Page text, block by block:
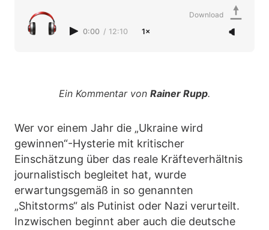
0:00 / 12:10 1×
Download
Ein Kommentar von Rainer Rupp.
Wer vor einem Jahr die „Ukraine wird
gewinnen“-Hysterie mit kritischer
Einschätzung über das reale Kräfteverhältnis
journalistisch begleitet hat, wurde
erwartungsgemäß in so genannten
„Shitstorms“ als Putinist oder Nazi verurteilt.
Inzwischen beginnt aber auch die deutsche